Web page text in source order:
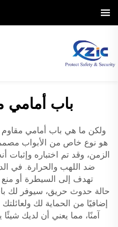
باب أمامي
ولكن ما هي باب أمامي مقاوم
هو نوع خاص من الأبواب مصمم
الزمن، وقد تم اختباره وإثبات
ضد اللهب والحرارة. في
تهدف إلى السيطرة أو منع
حالة حدوث حريق، سيوفر لك
إضافيًا من الحماية لك
آمنًا، مما يعني أن لديك